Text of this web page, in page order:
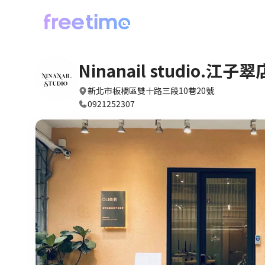
Ninanail studio.江子翠
新北市板橋區雙十路三段10巷20號
0921252307